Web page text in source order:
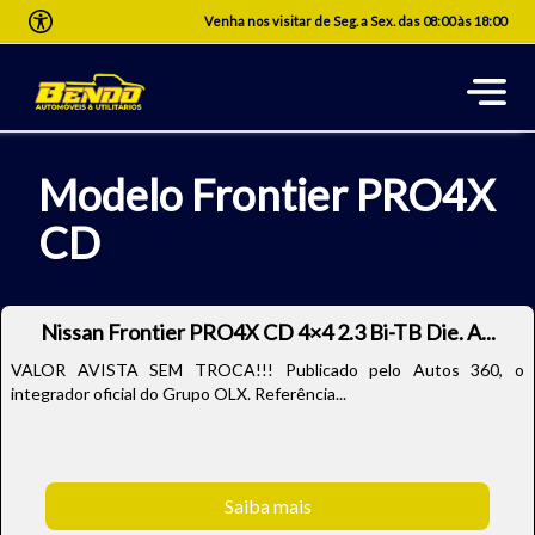
Venha nos visitar de Seg. a Sex. das 08:00 às 18:00
Modelo Frontier PRO4X
CD
Nissan Frontier PRO4X CD 4×4 2.3 Bi-TB Die. A...
VALOR AVISTA SEM TROCA!!! Publicado pelo Autos 360, o
integrador oficial do Grupo OLX. Referência...
Saiba mais